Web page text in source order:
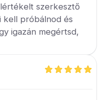
szerkesztő
kell próbálnod és
igazán megértsd,